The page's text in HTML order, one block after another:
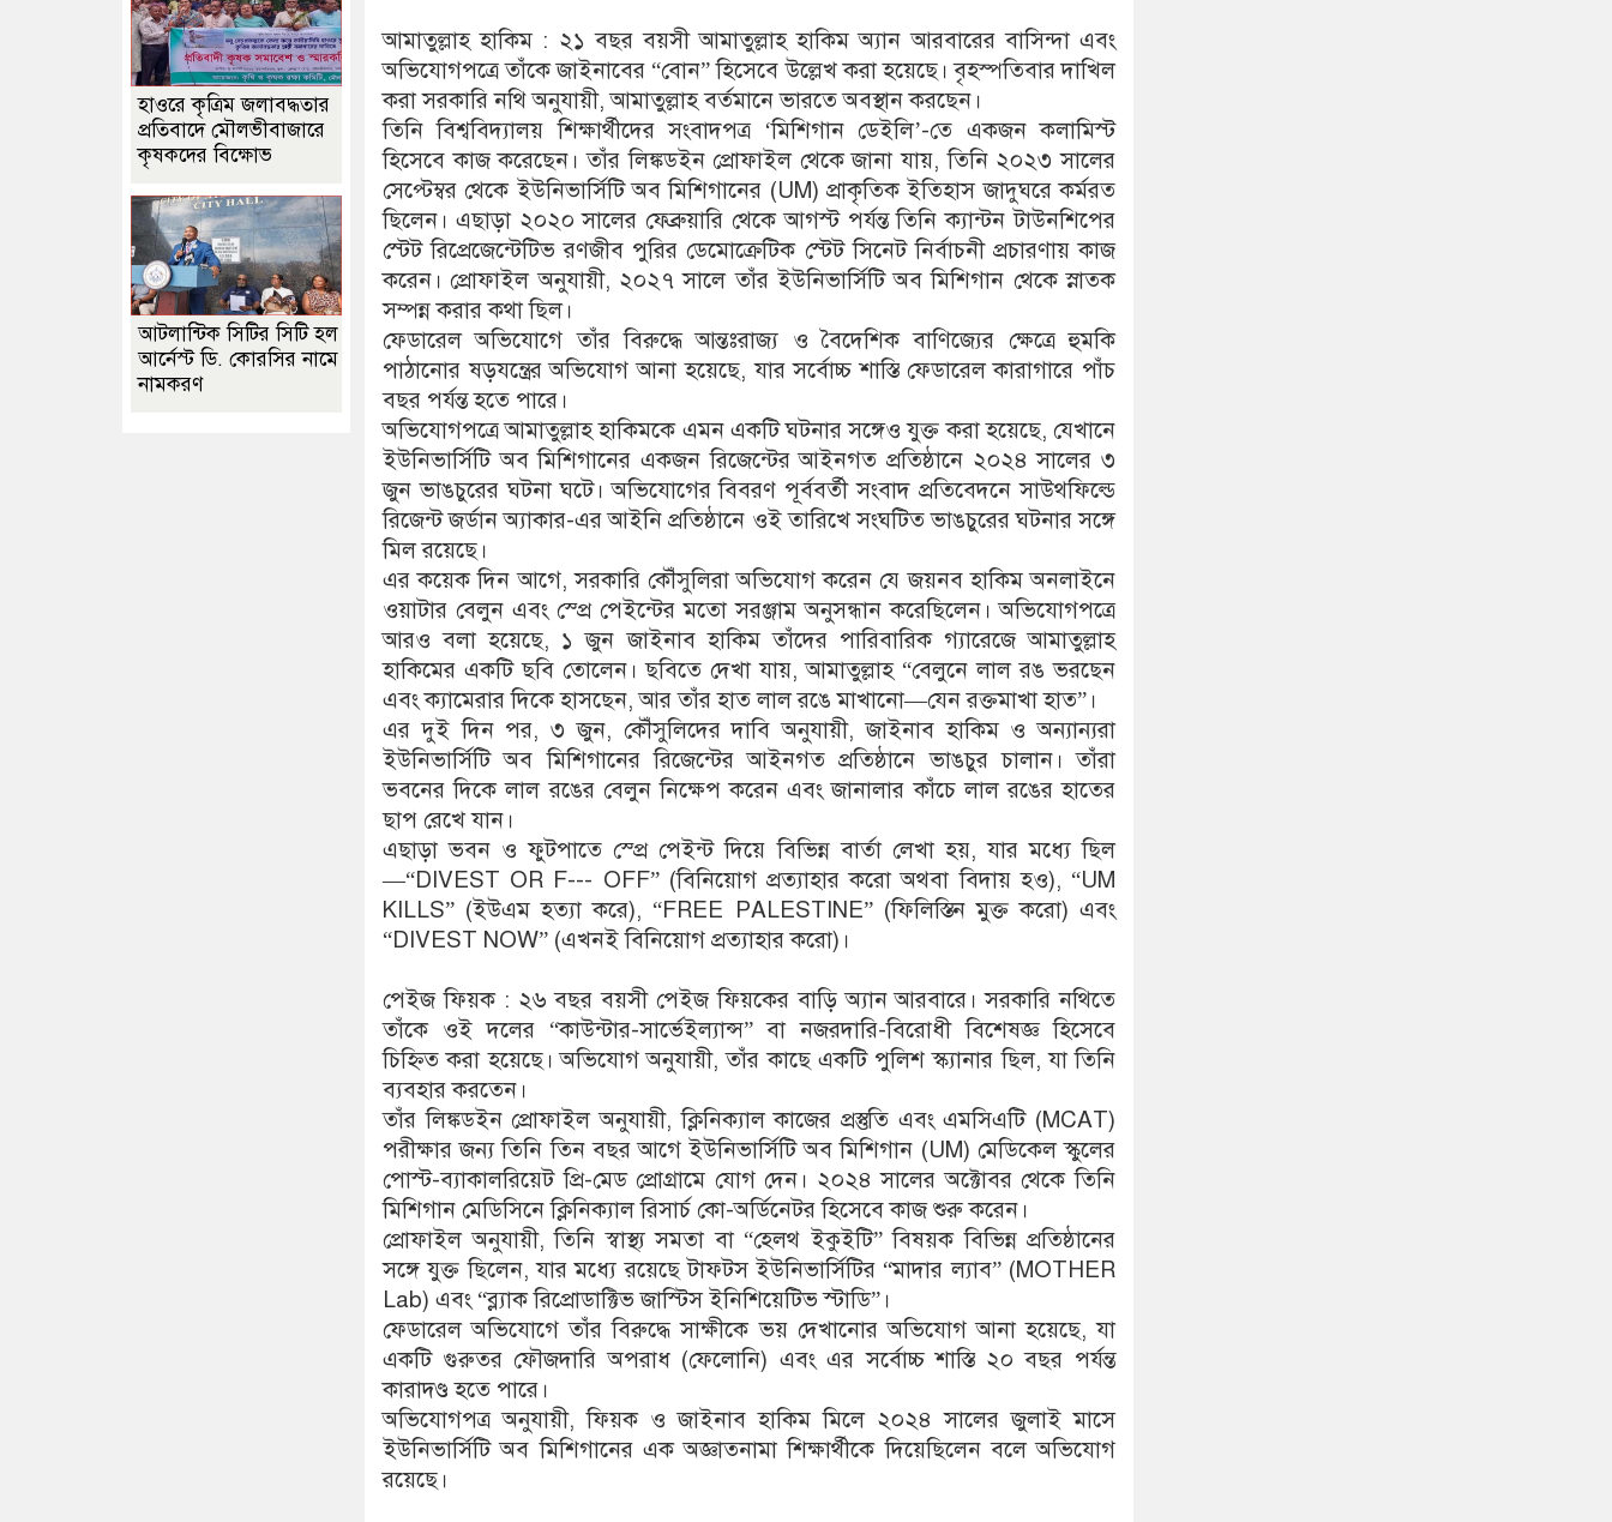
আমাতুল্লাহ হাকিম : ২১ বছর বয়সী আমাতুল্লাহ হাকিম অ্যান আরবারের বাসিন্দা এবং
অভিযোগপত্রে তাঁকে জাইনাবের “বোন” হিসেবে উল্লেখ করা হয়েছে। বৃহস্পতিবার দাখিল
করা সরকারি নথি অনুযায়ী, আমাতুল্লাহ বর্তমানে ভারতে অবস্থান করছেন।
তিনি বিশ্ববিদ্যালয় শিক্ষার্থীদের সংবাদপত্র ‘মিশিগান ডেইলি’-তে একজন কলামিস্ট
হিসেবে কাজ করেছেন। তাঁর লিঙ্কডইন প্রোফাইল থেকে জানা যায়, তিনি ২০২৩ সালের
সেপ্টেম্বর থেকে ইউনিভার্সিটি অব মিশিগানের (UM) প্রাকৃতিক ইতিহাস জাদুঘরে কর্মরত
ছিলেন। এছাড়া ২০২০ সালের ফেব্রুয়ারি থেকে আগস্ট পর্যন্ত তিনি ক্যান্টন টাউনশিপের
স্টেট রিপ্রেজেন্টেটিভ রণজীব পুরির ডেমোক্রেটিক স্টেট সিনেট নির্বাচনী প্রচারণায় কাজ
করেন। প্রোফাইল অনুযায়ী, ২০২৭ সালে তাঁর ইউনিভার্সিটি অব মিশিগান থেকে স্নাতক
সম্পন্ন করার কথা ছিল।
ফেডারেল অভিযোগে তাঁর বিরুদ্ধে আন্তঃরাজ্য ও বৈদেশিক বাণিজ্যের ক্ষেত্রে হুমকি
পাঠানোর ষড়যন্ত্রের অভিযোগ আনা হয়েছে, যার সর্বোচ্চ শাস্তি ফেডারেল কারাগারে পাঁচ
বছর পর্যন্ত হতে পারে।
অভিযোগপত্রে আমাতুল্লাহ হাকিমকে এমন একটি ঘটনার সঙ্গেও যুক্ত করা হয়েছে, যেখানে
ইউনিভার্সিটি অব মিশিগানের একজন রিজেন্টের আইনগত প্রতিষ্ঠানে ২০২৪ সালের ৩
জুন ভাঙচুরের ঘটনা ঘটে। অভিযোগের বিবরণ পূর্ববর্তী সংবাদ প্রতিবেদনে সাউথফিল্ডে
রিজেন্ট জর্ডান অ্যাকার-এর আইনি প্রতিষ্ঠানে ওই তারিখে সংঘটিত ভাঙচুরের ঘটনার সঙ্গে
মিল রয়েছে।
এর কয়েক দিন আগে, সরকারি কৌঁসুলিরা অভিযোগ করেন যে জয়নব হাকিম অনলাইনে
ওয়াটার বেলুন এবং স্প্রে পেইন্টের মতো সরঞ্জাম অনুসন্ধান করেছিলেন। অভিযোগপত্রে
আরও বলা হয়েছে, ১ জুন জাইনাব হাকিম তাঁদের পারিবারিক গ্যারেজে আমাতুল্লাহ
হাকিমের একটি ছবি তোলেন। ছবিতে দেখা যায়, আমাতুল্লাহ “বেলুনে লাল রঙ ভরছেন
এবং ক্যামেরার দিকে হাসছেন, আর তাঁর হাত লাল রঙে মাখানো—যেন রক্তমাখা হাত”।
এর দুই দিন পর, ৩ জুন, কৌঁসুলিদের দাবি অনুযায়ী, জাইনাব হাকিম ও অন্যান্যরা
ইউনিভার্সিটি অব মিশিগানের রিজেন্টের আইনগত প্রতিষ্ঠানে ভাঙচুর চালান। তাঁরা
ভবনের দিকে লাল রঙের বেলুন নিক্ষেপ করেন এবং জানালার কাঁচে লাল রঙের হাতের
ছাপ রেখে যান।
এছাড়া ভবন ও ফুটপাতে স্প্রে পেইন্ট দিয়ে বিভিন্ন বার্তা লেখা হয়, যার মধ্যে ছিল
—“DIVEST OR F--- OFF” (বিনিয়োগ প্রত্যাহার করো অথবা বিদায় হও), “UM
KILLS” (ইউএম হত্যা করে), “FREE PALESTINE” (ফিলিস্তিন মুক্ত করো) এবং
“DIVEST NOW” (এখনই বিনিয়োগ প্রত্যাহার করো)।
পেইজ ফিয়ক : ২৬ বছর বয়সী পেইজ ফিয়কের বাড়ি অ্যান আরবারে। সরকারি নথিতে
তাঁকে ওই দলের “কাউন্টার-সার্ভেইল্যান্স” বা নজরদারি-বিরোধী বিশেষজ্ঞ হিসেবে
চিহ্নিত করা হয়েছে। অভিযোগ অনুযায়ী, তাঁর কাছে একটি পুলিশ স্ক্যানার ছিল, যা তিনি
ব্যবহার করতেন।
তাঁর লিঙ্কডইন প্রোফাইল অনুযায়ী, ক্লিনিক্যাল কাজের প্রস্তুতি এবং এমসিএটি (MCAT)
পরীক্ষার জন্য তিনি তিন বছর আগে ইউনিভার্সিটি অব মিশিগান (UM) মেডিকেল স্কুলের
পোস্ট-ব্যাকালরিয়েট প্রি-মেড প্রোগ্রামে যোগ দেন। ২০২৪ সালের অক্টোবর থেকে তিনি
মিশিগান মেডিসিনে ক্লিনিক্যাল রিসার্চ কো-অর্ডিনেটর হিসেবে কাজ শুরু করেন।
প্রোফাইল অনুযায়ী, তিনি স্বাস্থ্য সমতা বা “হেলথ ইকুইটি” বিষয়ক বিভিন্ন প্রতিষ্ঠানের
সঙ্গে যুক্ত ছিলেন, যার মধ্যে রয়েছে টাফটস ইউনিভার্সিটির “মাদার ল্যাব” (MOTHER
Lab) এবং “ব্ল্যাক রিপ্রোডাক্টিভ জাস্টিস ইনিশিয়েটিভ স্টাডি”।
ফেডারেল অভিযোগে তাঁর বিরুদ্ধে সাক্ষীকে ভয় দেখানোর অভিযোগ আনা হয়েছে, যা
একটি গুরুতর ফৌজদারি অপরাধ (ফেলোনি) এবং এর সর্বোচ্চ শাস্তি ২০ বছর পর্যন্ত
কারাদণ্ড হতে পারে।
অভিযোগপত্র অনুযায়ী, ফিয়ক ও জাইনাব হাকিম মিলে ২০২৪ সালের জুলাই মাসে
ইউনিভার্সিটি অব মিশিগানের এক অজ্ঞাতনামা শিক্ষার্থীকে দিয়েছিলেন বলে অভিযোগ
রয়েছে।
হাওরে কৃত্রিম জলাবদ্ধতার
প্রতিবাদে মৌলভীবাজারে
কৃষকদের বিক্ষোভ
আটলান্টিক সিটির সিটি হল
আর্নেস্ট ডি. কোরসির নামে
নামকরণ